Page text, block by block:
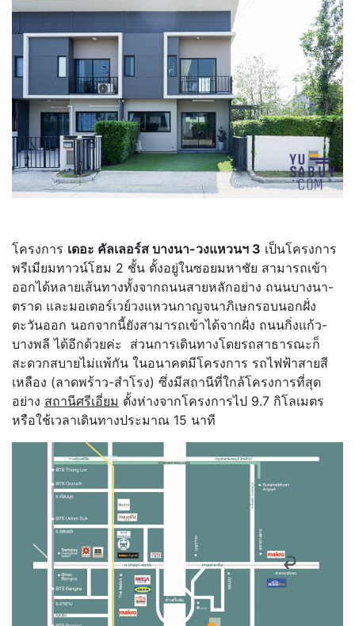
โครงการ เดอะ คัลเลอร์ส บางนา-วงแหวนฯ 3 เป็นโครงการ
พรีเมียมทาวน์โฮม 2 ชั้น ตั้งอยู่ในซอยมหาชัย สามารถเข้า
ออกได้หลายเส้นทางทั้งจากถนนสายหลักอย่าง ถนนบางนา-
ตราด และมอเตอร์เวย์วงแหวนกาญจนาภิเษกรอบนอกฝั่ง
ตะวันออก นอกจากนี้ยังสามารถเข้าได้จากฝั่ง ถนนกิ่งแก้ว-
บางพลี ได้อีกด้วยค่ะ ส่วนการเดินทางโดยรถสาธารณะก็
สะดวกสบายไม่แพ้กัน ในอนาคตมีโครงการ รถไฟฟ้าสายสี
เหลือง (ลาดพร้าว-สำโรง) ซึ่งมีสถานีที่ใกล้โครงการที่สุด
อย่าง สถานีศรีเอี่ยม ตั้งห่างจากโครงการไป 9.7 กิโลเมตร
หรือใช้เวลาเดินทางประมาณ 15 นาที